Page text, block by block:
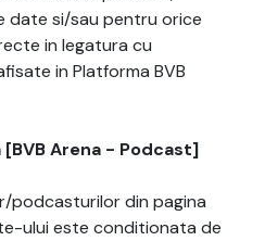
date si/sau pentru orice
in legatura cu
in Platforma BVB
Arena - Podcast]
podcasturilor din pagina
ului este conditionata de